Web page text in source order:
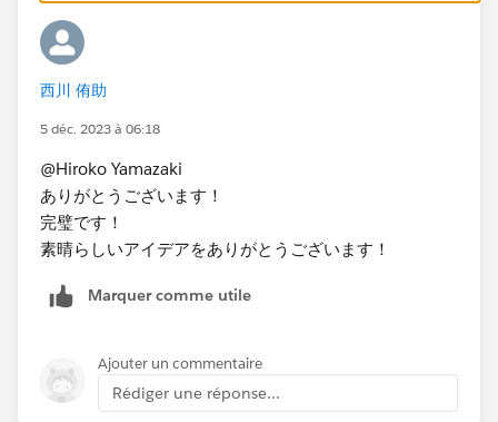
西川 侑助
5 déc. 2023 à 06:18
@Hiroko Yamazaki
ありがとうございます！
完璧です！
素晴らしいアイデアをありがとうございます！
Marquer comme utile
Ajouter un commentaire
Rédiger une réponse...